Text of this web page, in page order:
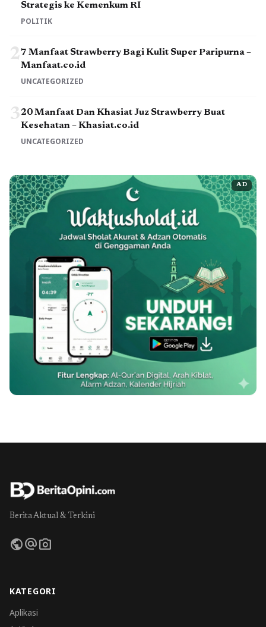
Strategis ke Kemenkum RI
POLITIK
27 Manfaat Strawberry Bagi Kulit Super Paripurna –
Manfaat.co.id
UNCATEGORIZED
320 Manfaat Dan Khasiat Juz Strawberry Buat
Kesehatan – Khasiat.co.id
UNCATEGORIZED
AD
Berita Aktual & Terkini
publicalternate_emailphoto_camera
KATEGORI
Aplikasi